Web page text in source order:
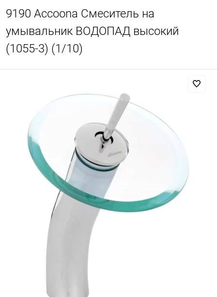
9190 Accoona Смеситель на
умывальник ВОДОПАД высокий
(1055-3) (1/10)